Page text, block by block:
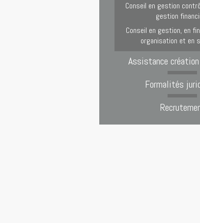
Conseil en gestion
gestion
Conseil en gestion, en
organisation et en
Assistance
Formalités